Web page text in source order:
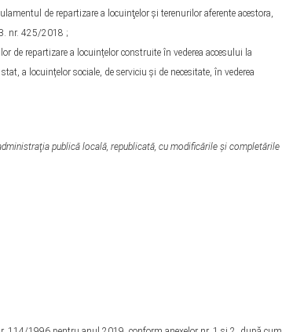
de repartizare a locuinţelor şi terenurilor aferente acestora,
nr. 425/2018 ;
de repartizare a locuințelor construite în vederea accesului la
a locuințelor sociale, de serviciu şi de necesitate, în vederea
publică locală, republicată, cu modificările şi completările